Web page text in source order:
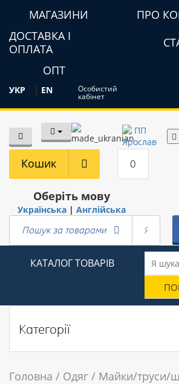
МАГАЗИНИ
ПРО
ДОСТАВКА І
ОПЛАТА
ОПТ
УКР | EN Особистий
кабінет
Пошук за товарами
Кошик 0
Оберіть мову
Українська| Англійська
КАТАЛОГ ТОВАРІВ
Категорії
Головна Одяг Майки/труси/